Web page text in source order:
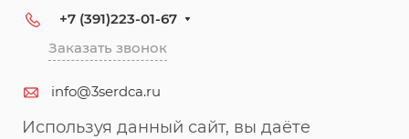
+7 (391)223-01-67
Заказать звонок
info@3serdca.ru
Используя данный сайт, вы даёте